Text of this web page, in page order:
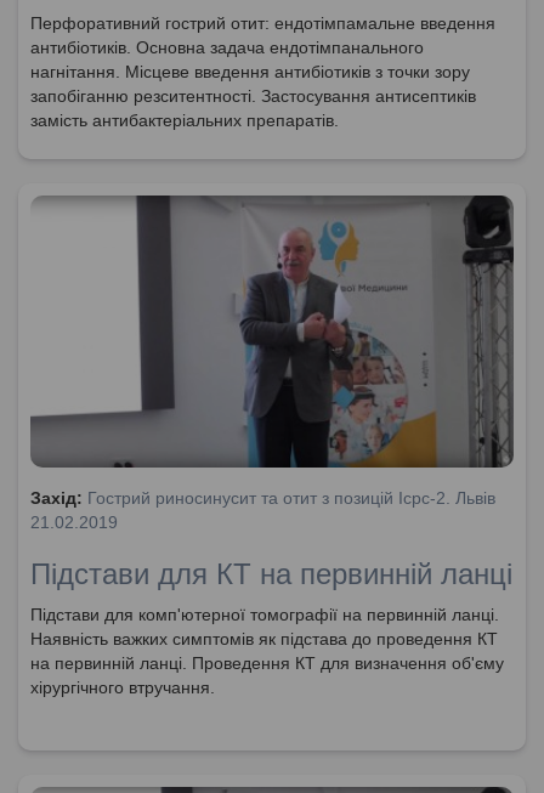
Перфоративний гострий отит: ендотімпамальне введення
антибіотиків. Основна задача ендотімпанального
нагнітання. Місцеве введення антибіотиків з точки зору
запобіганню резситентності. Застосування антисептиків
замість антибактеріальних препаратів.
Захід: Гострий риносинусит та отит з позицій Icpc-2. Львів
21.02.2019
Підстави для КТ на первинній ланці
Підстави для комп'ютерної томографії на первинній ланці.
Наявність важких симптомів як підстава до проведення КТ
на первинній ланці. Проведення КТ для визначення об'єму
хірургічного втручання.